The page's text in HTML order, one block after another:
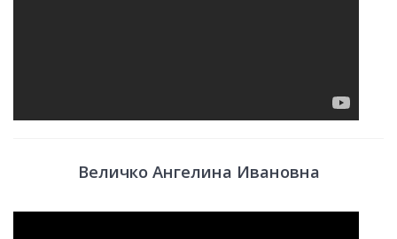
Величко Ангелина Ивановна